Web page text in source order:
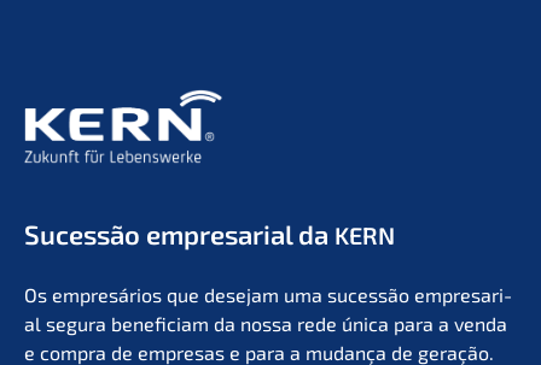
Suces­são empre­sa­ri­al da KERN
Os empresá­ri­os que desejam uma suces­são empre­sa­ri­
al segura benefi­ci­am da nossa rede única para a venda
e compra de empre­sas e para a mudan­ça de geração.